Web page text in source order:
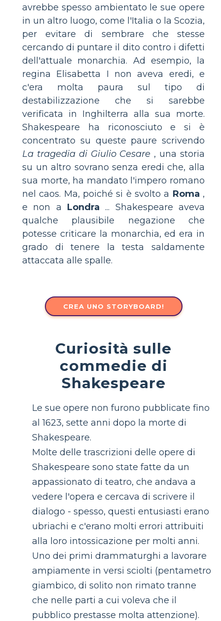
avrebbe spesso ambientato le sue opere
in un altro luogo, come l'Italia o la Scozia,
per evitare di sembrare che stesse
cercando di puntare il dito contro i difetti
dell'attuale monarchia. Ad esempio, la
regina Elisabetta I non aveva eredi, e
c'era molta paura sul tipo di
destabilizzazione che si sarebbe
verificata in Inghilterra alla sua morte.
Shakespeare ha riconosciuto e si è
concentrato su queste paure scrivendo
La tragedia di Giulio Cesare , una storia
su un altro sovrano senza eredi che, alla
sua morte, ha mandato l'impero romano
nel caos. Ma, poiché si è svolto a Roma ,
e non a Londra ... Shakespeare aveva
qualche plausibile negazione che
potesse criticare la monarchia, ed era in
grado di tenere la testa saldamente
attaccata alle spalle.
CREA UNO STORYBOARD!
Curiosità sulle
commedie di
Shakespeare
Le sue opere non furono pubblicate fino
al 1623, sette anni dopo la morte di
Shakespeare.
Molte delle trascrizioni delle opere di
Shakespeare sono state fatte da un
appassionato di teatro, che andava a
vedere l'opera e cercava di scrivere il
dialogo - spesso, questi entusiasti erano
ubriachi e c'erano molti errori attribuiti
alla loro intossicazione per molti anni.
Uno dei primi drammaturghi a lavorare
ampiamente in versi sciolti (pentametro
giambico, di solito non rimato tranne
che nelle parti a cui voleva che il
pubblico prestasse molta attenzione).